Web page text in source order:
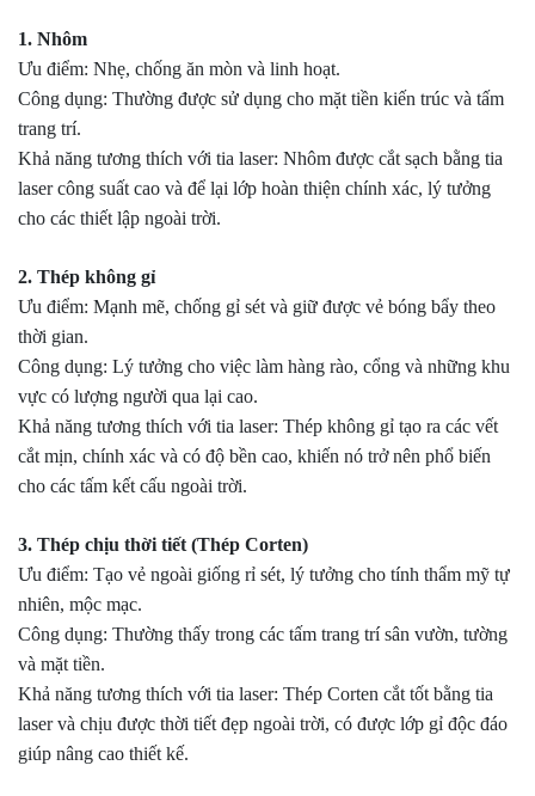
1. Nhôm
Ưu điểm: Nhẹ, chống ăn mòn và linh hoạt.
Công dụng: Thường được sử dụng cho mặt tiền kiến ​​trúc và tấm
trang trí.
Khả năng tương thích với tia laser: Nhôm được cắt sạch bằng tia
laser công suất cao và để lại lớp hoàn thiện chính xác, lý tưởng
cho các thiết lập ngoài trời.
2. Thép không gỉ
Ưu điểm: Mạnh mẽ, chống gỉ sét và giữ được vẻ bóng bẩy theo
thời gian.
Công dụng: Lý tưởng cho việc làm hàng rào, cổng và những khu
vực có lượng người qua lại cao.
Khả năng tương thích với tia laser: Thép không gỉ tạo ra các vết
cắt mịn, chính xác và có độ bền cao, khiến nó trở nên phổ biến
cho các tấm kết cấu ngoài trời.
3. Thép chịu thời tiết (Thép Corten)
Ưu điểm: Tạo vẻ ngoài giống rỉ sét, lý tưởng cho tính thẩm mỹ tự
nhiên, mộc mạc.
Công dụng: Thường thấy trong các tấm trang trí sân vườn, tường
và mặt tiền.
Khả năng tương thích với tia laser: Thép Corten cắt tốt bằng tia
laser và chịu được thời tiết đẹp ngoài trời, có được lớp gỉ độc đáo
giúp nâng cao thiết kế.